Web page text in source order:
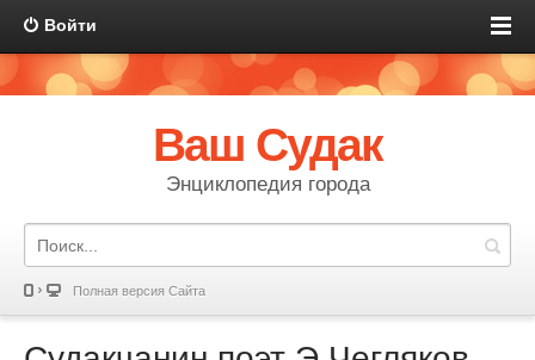
Войти
Ваш Судак
Энциклопедия города
Полная версия Сайта